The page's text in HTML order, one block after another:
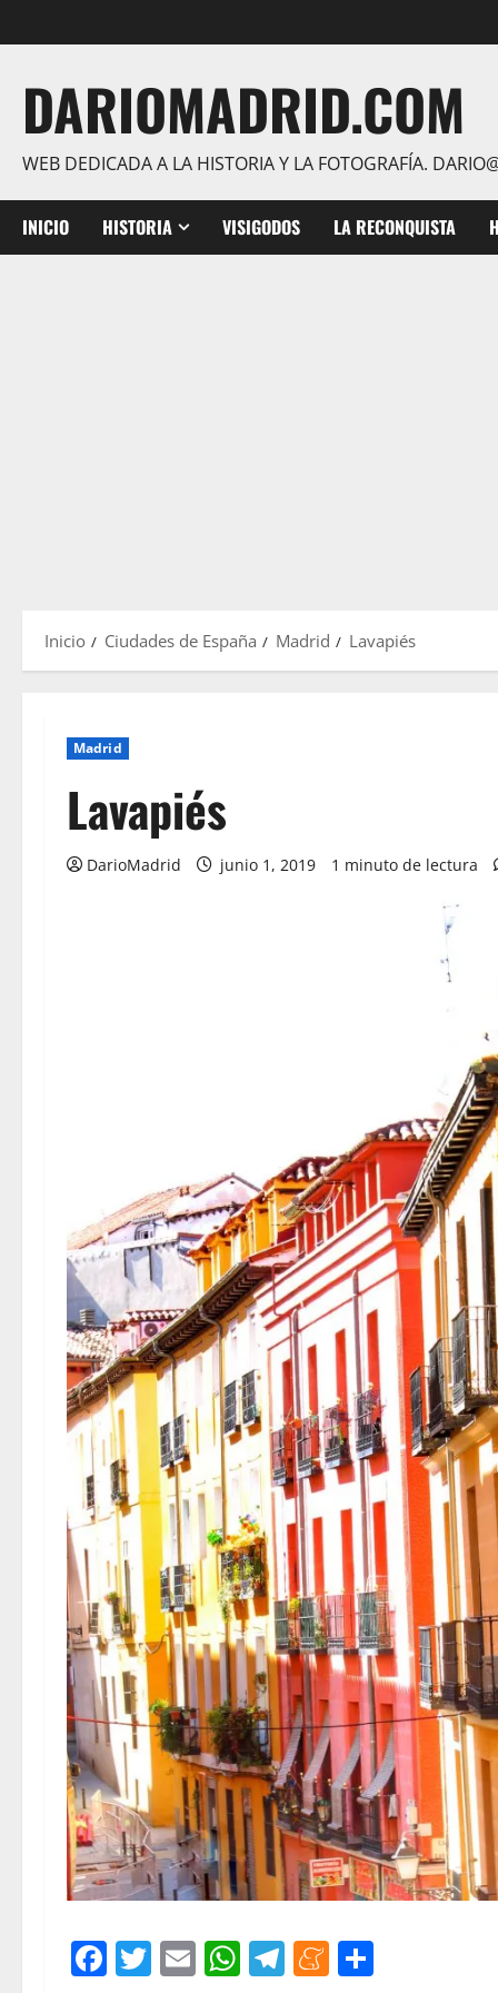
al
DARIOMADRID.COM
WEB DEDICADA A LA HISTORIA Y LA FOTOGRAFÍA.
INICIO HISTORIA VISIGODOS LA RECONQUISTA
Inicio Ciudades de España Madrid Lavapiés
Madrid
Lavapiés
DarioMadrid junio 1, 2019 1 minuto de lectura
Facebook
Twitter
EmailWhatsApp
Telegram
Meneame